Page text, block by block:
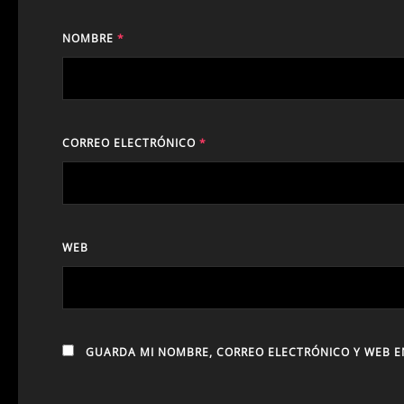
NOMBRE *
CORREO ELECTRÓNICO *
WEB
GUARDA MI NOMBRE, CORREO ELECTRÓNICO Y WEB